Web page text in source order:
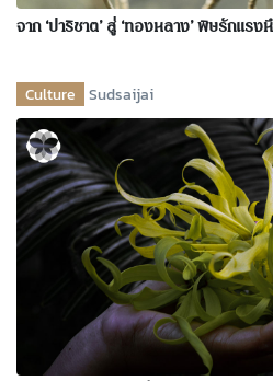
จาก ‘ปาริชาต’ สู่ ‘ทองหลาง’ พิษรักแร
Culture Sudsaijai